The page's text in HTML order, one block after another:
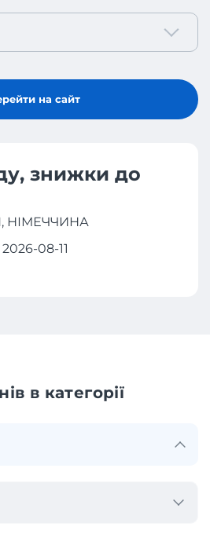
на сайт
знижки до
НІМЕЧЧИНА
08-11
в категорії